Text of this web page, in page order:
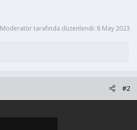
Moderatör tarafında düzenlendi: 8 May 2023
#2